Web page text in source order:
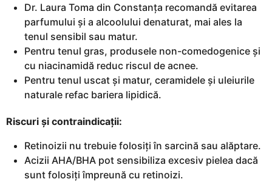
Dr. Laura Toma din Constanța recomandă evitarea
parfumului și a alcoolului denaturat, mai ales la
tenul sensibil sau matur.
Pentru tenul gras, produsele non-comedogenice și
cu niacinamidă reduc riscul de acnee.
Pentru tenul uscat și matur, ceramidele și uleiurile
naturale refac bariera lipidică.
Riscuri și contraindicații:
Retinoizii nu trebuie folosiți în sarcină sau alăptare.
Acizii AHA/BHA pot sensibiliza excesiv pielea dacă
sunt folosiți împreună cu retinoizi.